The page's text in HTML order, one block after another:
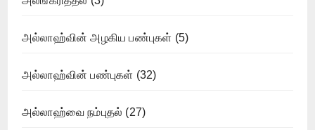
அல்லாஹ்வின் அழகிய பண்புகள் (5)
அல்லாஹ்வின் பண்புகள் (32)
அல்லாஹ்வை நம்புதல் (27)